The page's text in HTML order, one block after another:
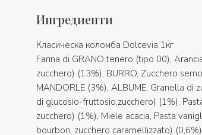
Ингредиенти
Класическа коломба Dolcevia 1кг
Farina di GRANO tenero (tipo 00),
zucchero) (13%), BURRO, Zucchero
MANDORLE (3%), ALBUME, Granella di
di glucosio-fruttosio,zucchero) (1%),
zucchero) (1%), Miele acacia, Pasta
bourbon, zucchero caramellizzato)